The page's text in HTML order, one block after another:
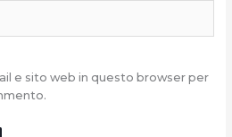
e sito web in questo browser per